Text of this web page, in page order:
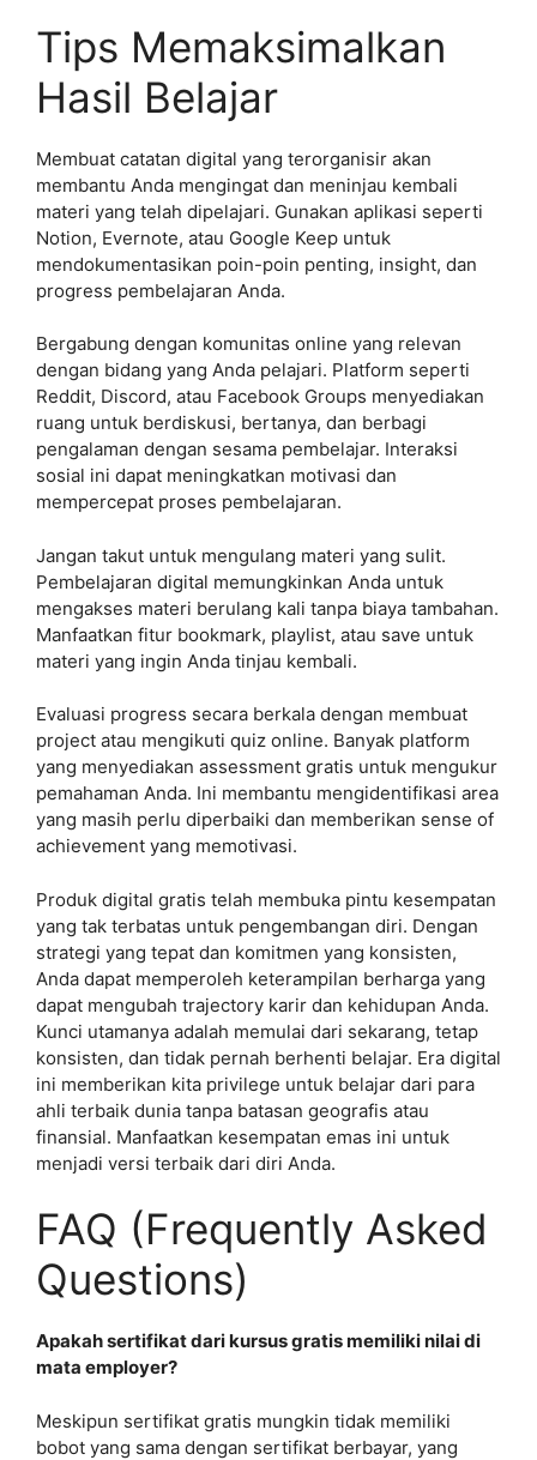
Tips Memaksimalkan
Hasil Belajar
Membuat catatan digital yang terorganisir akan
membantu Anda mengingat dan meninjau kembali
materi yang telah dipelajari. Gunakan aplikasi seperti
Notion, Evernote, atau Google Keep untuk
mendokumentasikan poin-poin penting, insight, dan
progress pembelajaran Anda.
Bergabung dengan komunitas online yang relevan
dengan bidang yang Anda pelajari. Platform seperti
Reddit, Discord, atau Facebook Groups menyediakan
ruang untuk berdiskusi, bertanya, dan berbagi
pengalaman dengan sesama pembelajar. Interaksi
sosial ini dapat meningkatkan motivasi dan
mempercepat proses pembelajaran.
Jangan takut untuk mengulang materi yang sulit.
Pembelajaran digital memungkinkan Anda untuk
mengakses materi berulang kali tanpa biaya tambahan.
Manfaatkan fitur bookmark, playlist, atau save untuk
materi yang ingin Anda tinjau kembali.
Evaluasi progress secara berkala dengan membuat
project atau mengikuti quiz online. Banyak platform
yang menyediakan assessment gratis untuk mengukur
pemahaman Anda. Ini membantu mengidentifikasi area
yang masih perlu diperbaiki dan memberikan sense of
achievement yang memotivasi.
Produk digital gratis telah membuka pintu kesempatan
yang tak terbatas untuk pengembangan diri. Dengan
strategi yang tepat dan komitmen yang konsisten,
Anda dapat memperoleh keterampilan berharga yang
dapat mengubah trajectory karir dan kehidupan Anda.
Kunci utamanya adalah memulai dari sekarang, tetap
konsisten, dan tidak pernah berhenti belajar. Era digital
ini memberikan kita privilege untuk belajar dari para
ahli terbaik dunia tanpa batasan geografis atau
finansial. Manfaatkan kesempatan emas ini untuk
menjadi versi terbaik dari diri Anda.
FAQ (Frequently Asked
Questions)
Apakah sertifikat dari kursus gratis memiliki nilai di
mata employer?
Meskipun sertifikat gratis mungkin tidak memiliki
bobot yang sama dengan sertifikat berbayar, yang